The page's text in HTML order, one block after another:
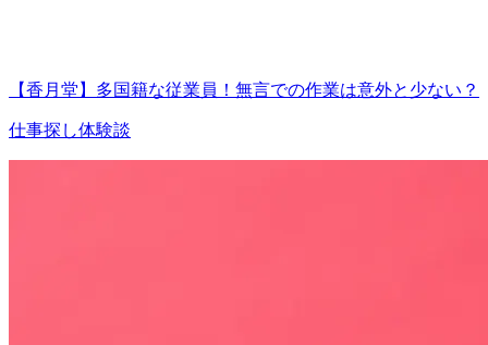
【香月堂】多国籍な従業員！無言での作業は意外と少ない？
仕事探し体験談